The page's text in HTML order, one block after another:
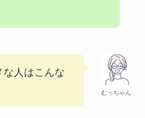
むっちゃん
な人はこんな